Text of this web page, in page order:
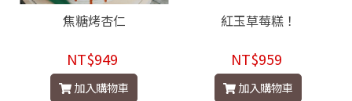
焦糖烤杏仁
NT$949
加入購物車
紅玉草莓糕！
NT$959
加入購物車